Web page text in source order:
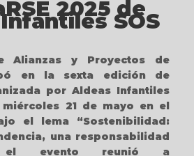
2025 de
SOS
Alianzas y Proyectos de
en la sexta edición de
por Aldeas Infantiles
miércoles 21 de mayo en el
el lema “Sostenibilidad:
una responsabilidad
el evento reunió a